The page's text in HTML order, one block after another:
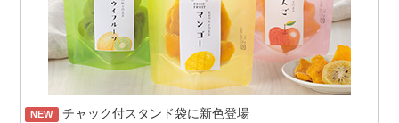
NEW チャック付スタンド袋に新色登場